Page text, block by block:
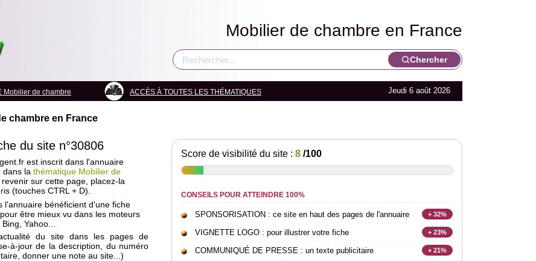
Mobilier de chambre en France
Chercher
Mobilier de chambre ACCÈS À TOUTES LES THÉMATIQUES Jeudi 6 août 2026
chambre en France
du site n°30806
est inscrit dans l'annuaire
dans la thématique Mobilier de
revenir sur cette page, placez-la
(touches CTRL + D).
l'annuaire bénéficient d'une fiche
être mieux vu dans les moteurs
Yahoo...
du site dans les pages de
à-jour de la description, du numéro
donner une note au site...)
Score de visibilité du site : 8 /100
CONSEILS POUR ATTEINDRE 100%
SPONSORISATION : ce site en haut des pages de l'annuaire + 32%
VIGNETTE LOGO : pour illustrer votre fiche + 23%
COMMUNIQUÉ DE PRESSE : un texte publicitaire + 21%